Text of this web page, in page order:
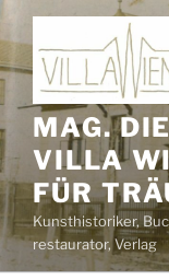
Zum
Inhalt
springen
MAG.
VILLA
FÜR
Kunsthistoriker,
restaurator, Verlag